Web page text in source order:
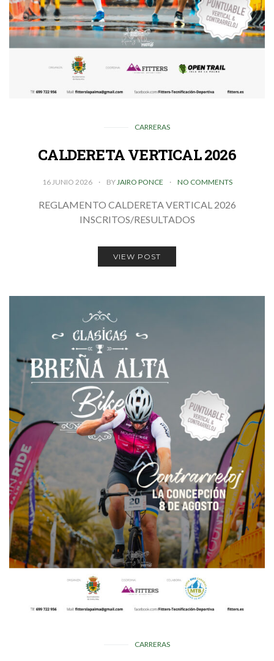
CARRERAS
CALDERETA VERTICAL 2026
16 JUNIO 2026 BY JAIRO PONCE NO COMMENTS
REGLAMENTO CALDERETA VERTICAL 2026
INSCRITOS/RESULTADOS
VIEW POST
CARRERAS